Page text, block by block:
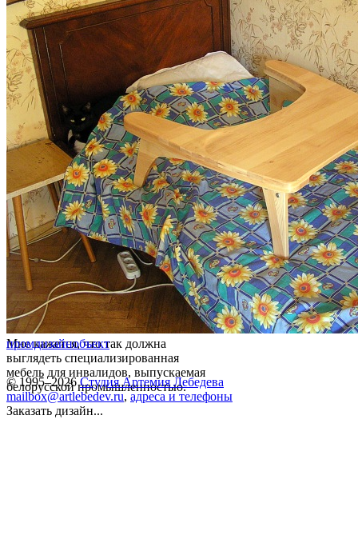
Мне кажется, что так должна
выглядеть специализированная
мебель для инвалидов, выпускаемая
белорусской промышленностью.
промдизайнобъект
© 1995–2026 Студия Артемия Лебедева
mailbox@artlebedev.ru, адреса и телефоны
Заказать дизайн...